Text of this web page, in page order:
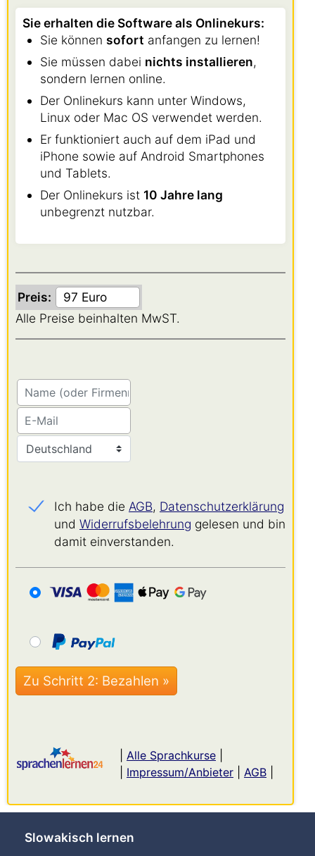
Sie erhalten die Software als Onlinekurs:
Sie können sofort anfangen zu lernen!
Sie müssen dabei nichts installieren,
sondern lernen online.
Der Onlinekurs kann unter Windows,
Linux oder Mac OS verwendet werden.
Er funktioniert auch auf dem iPad und
iPhone sowie auf Android Smartphones
und Tablets.
Der Onlinekurs ist 10 Jahre lang
unbegrenzt nutzbar.
Preis:
Alle Preise beinhalten MwST.
Ich habe die AGB, Datenschutz­erklärung
und Widerrufs­belehrung gelesen und bin
damit einverstanden.
Alle Sprachkurse
Impressum/Anbieter AGB
Slowakisch lernen